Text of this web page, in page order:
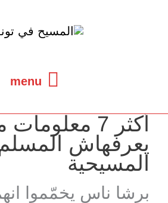
menu
menu
أكثر 7 معلومات
يعرفهاش
المسيحية
برشا ناس يخمّموا